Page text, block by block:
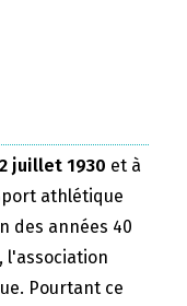
2 juillet 1930 et à
athlétique
des années 40
l'association
Pourtant ce